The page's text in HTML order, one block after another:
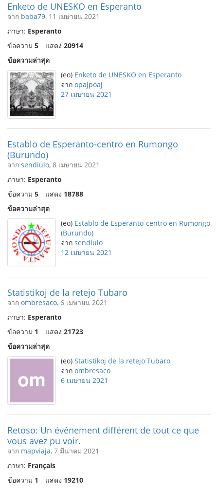
Enketo de UNESKO en Esperanto
จาก baba79, 11 เมษายน 2021
ภาษา: Esperanto
ข้อความ 5 แสดง 20914
ข้อความล่าสุด
(eo) Enketo de UNESKO en Esperanto
จาก opajpoaj
27 เมษายน 2021
Establo de Esperanto-centro en Rumongo
(Burundo)
จาก sendiulo, 8 เมษายน 2021
ภาษา: Esperanto
ข้อความ 5 แสดง 18788
ข้อความล่าสุด
(eo) Establo de Esperanto-centro en Rumongo
(Burundo)
จาก sendiulo
12 เมษายน 2021
Statistikoj de la retejo Tubaro
จาก ombresaco, 6 เมษายน 2021
ภาษา: Esperanto
ข้อความ 1 แสดง 21723
ข้อความล่าสุด
(eo) Statistikoj de la retejo Tubaro
จาก ombresaco
6 เมษายน 2021
Retoso: Un événement différent de tout ce que
vous avez pu voir.
จาก mapviaja, 7 มีนาคม 2021
ภาษา: Français
ข้อความ 1 แสดง 19210